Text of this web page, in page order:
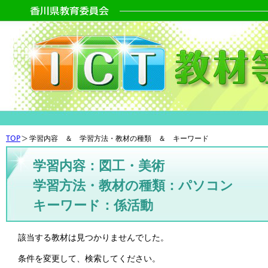
TOP 学習内容 ＆ 学習方法・教材の種類 ＆ キーワード
学習内容：図工・美術
学習方法・教材の種類：パソコン
キーワード：係活動
該当する教材は見つかりませんでした。
条件を変更して、検索してください。